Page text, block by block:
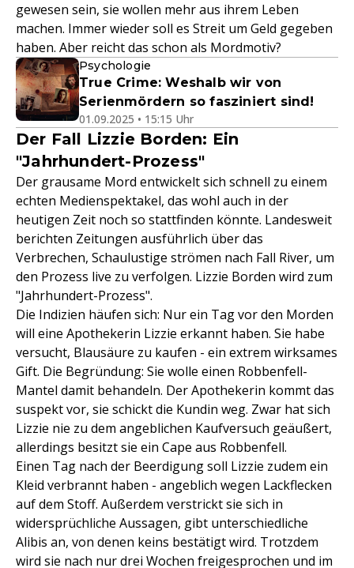
gewesen sein, sie wollen mehr aus ihrem Leben
machen. Immer wieder soll es Streit um Geld gegeben
haben. Aber reicht das schon als Mordmotiv?
Psychologie
True Crime: Weshalb wir von
Serienmördern so fasziniert sind!
01.09.2025 • 15:15 Uhr
Der Fall Lizzie Borden: Ein
"Jahrhundert-Prozess"
Der grausame Mord entwickelt sich schnell zu einem
echten Medienspektakel, das wohl auch in der
heutigen Zeit noch so stattfinden könnte. Landesweit
berichten Zeitungen ausführlich über das
Verbrechen, Schaulustige strömen nach Fall River, um
den Prozess live zu verfolgen. Lizzie Borden wird zum
"Jahrhundert-Prozess".
Die Indizien häufen sich: Nur ein Tag vor den Morden
will eine Apothekerin Lizzie erkannt haben. Sie habe
versucht, Blausäure zu kaufen - ein extrem wirksames
Gift. Die Begründung: Sie wolle einen Robbenfell-
Mantel damit behandeln. Der Apothekerin kommt das
suspekt vor, sie schickt die Kundin weg. Zwar hat sich
Lizzie nie zu dem angeblichen Kaufversuch geäußert,
allerdings besitzt sie ein Cape aus Robbenfell.
Einen Tag nach der Beerdigung soll Lizzie zudem ein
Kleid verbrannt haben - angeblich wegen Lackflecken
auf dem Stoff. Außerdem verstrickt sie sich in
widersprüchliche Aussagen, gibt unterschiedliche
Alibis an, von denen keins bestätigt wird. Trotzdem
wird sie nach nur drei Wochen freigesprochen und im